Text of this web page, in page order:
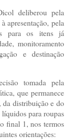
deliberou pela
apresentação, pela
para os itens já
monitoramento
e destinação
tomada pela
que permanece
da distribuição e do
para roupas
final 1, nos termos
orientações: